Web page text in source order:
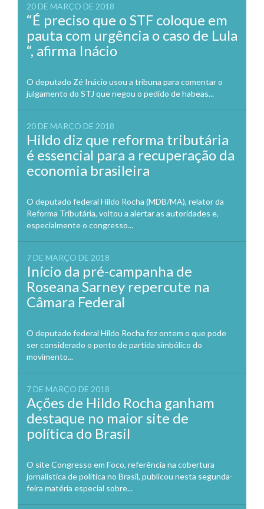
20 DE MARÇO DE 2018
“É preciso que o STF coloque em
pauta com urgência o caso de Lula
“, afirma Inácio
O deputado Zé Inácio usou a tribuna para comentar o
julgamento do STJ que negou o pedido de habeas...
20 DE MARÇO DE 2018
Hildo diz que reforma tributária
é essencial para a recuperação da
economia brasileira
O deputado federal Hildo Rocha (MDB/MA), relator da
Reforma Tributária, voltou a alertar as autoridades e,
especialmente o congresso...
7 DE MARÇO DE 2018
Início da pré-campanha de
Roseana Sarney repercute na
Câmara Federal
O deputado federal Hildo Rocha fez ontem o que pode
ser considerado o ponto de partida simbólico do
movimento...
7 DE MARÇO DE 2018
Ações de Hildo Rocha ganham
destaque no maior site de
política do Brasil
O site Congresso em Foco, referência na cobertura
jornalística de política no Brasil, publicou nesta segunda-
feira matéria especial sobre...